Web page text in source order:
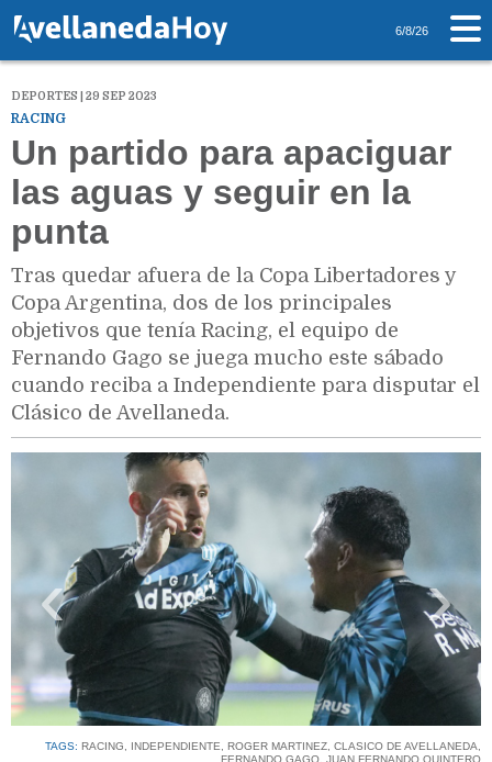
6/8/26
DEPORTES | 29 SEP 2023
RACING
Un partido para apaciguar
las aguas y seguir en la
punta
Tras quedar afuera de la Copa Libertadores y
Copa Argentina, dos de los principales
objetivos que tenía Racing, el equipo de
Fernando Gago se juega mucho este sábado
cuando reciba a Independiente para disputar el
Clásico de Avellaneda.
‹ ›
TAGS: RACING, INDEPENDIENTE, ROGER MARTINEZ, CLASICO DE AVELLANEDA,